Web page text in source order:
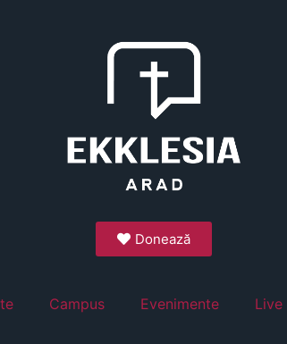
Donează
Campus Evenimente Live